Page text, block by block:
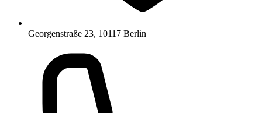
Georgenstraße 23, 10117 Berlin